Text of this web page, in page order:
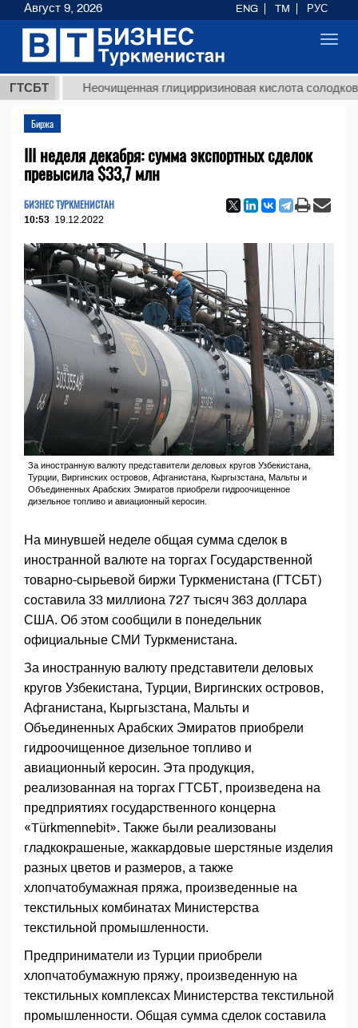
ГТСБТНеочищенная глицирризиновая кислота солодкового
Биржа
III неделя декабря: сумма экспортных сделок
превысила $33,7 млн
БИЗНЕС ТУРКМЕНИСТАН
10:53 19.12.2022
За иностранную валюту представители деловых кругов Узбекистана,
Турции, Виргинских островов, Афганистана, Кыргызстана, Мальты и
Объединенных Арабских Эмиратов приобрели гидроочищенное
дизельное топливо и авиационный керосин.
На минувшей неделе общая сумма сделок в
иностранной валюте на торгах Государственной
товарно-сырьевой биржи Туркменистана (ГТСБТ)
составила 33 миллиона 727 тысяч 363 доллара
США. Об этом сообщили в понедельник
официальные СМИ Туркменистана.
За иностранную валюту представители деловых
кругов Узбекистана, Турции, Виргинских островов,
Афганистана, Кыргызстана, Мальты и
Объединенных Арабских Эмиратов приобрели
гидроочищенное дизельное топливо и
авиационный керосин. Эта продукция,
реализованная на торгах ГТСБТ, произведена на
предприятиях государственного концерна
«Türkmennebit». Также были реализованы
гладкокрашеные, жаккардовые шерстяные изделия
разных цветов и размеров, а также
хлопчатобумажная пряжа, произведенные на
текстильных комбинатах Министерства
текстильной промышленности.
Предприниматели из Турции приобрели
хлопчатобумажную пряжу, произведенную на
текстильных комплексах Министерства текстильной
промышленности. Общая сумма сделок составила
Август 9, 2026 ENG TM РУС